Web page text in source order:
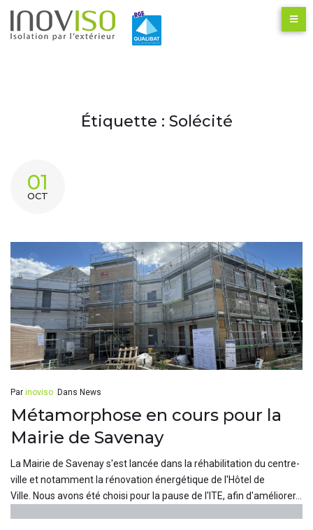
Étiquette : Solécité
01
OCT
Par inoviso Dans News
Métamorphose en cours pour la
Mairie de Savenay
La Mairie de Savenay s'est lancée dans la réhabilitation du centre-
ville et notamment la rénovation énergétique de l'Hôtel de
Ville. Nous avons été choisi pour la pause de l'ITE, afin d'améliorer...